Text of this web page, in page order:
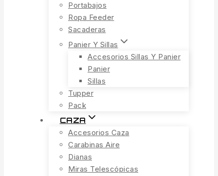
Portabajos
Ropa Feeder
Sacaderas
Panier Y Sillas
Accesorios Sillas Y Panier
Panier
Sillas
Tupper
Pack
CAZA
Accesorios Caza
Carabinas Aire
Dianas
Miras Telescópicas